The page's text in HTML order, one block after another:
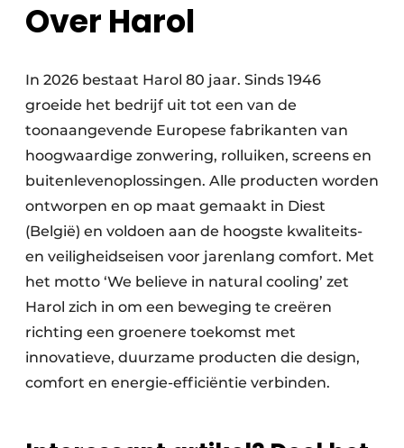
Over Harol
In 2026 bestaat Harol 80 jaar. Sinds 1946
groeide het bedrijf uit tot een van de
toonaangevende Europese fabrikanten van
hoogwaardige zonwering, rolluiken, screens en
buitenlevenoplossingen. Alle producten worden
ontworpen en op maat gemaakt in Diest
(België) en voldoen aan de hoogste kwaliteits-
en veiligheidseisen voor jarenlang comfort. Met
het motto ‘We believe in natural cooling’ zet
Harol zich in om een beweging te creëren
richting een groenere toekomst met
innovatieve, duurzame producten die design,
comfort en energie-efficiëntie verbinden.